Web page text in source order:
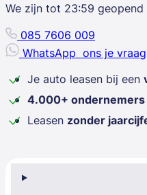
We zijn tot 23:59 geopend
085 7606 009
WhatsApp ons je vraag
Je auto leasen bij een
4.000+ ondernemers
Leasen zonder